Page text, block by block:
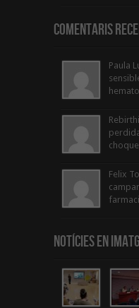
Comentaris
Paula
Felix
Notícies en